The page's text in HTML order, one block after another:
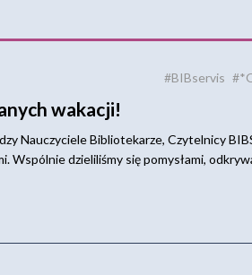
#BIBservis
wakacji!
Nauczyciele Bibliotekarze, Czytelnicy
Wspólnie dzieliliśmy się pomysłami,